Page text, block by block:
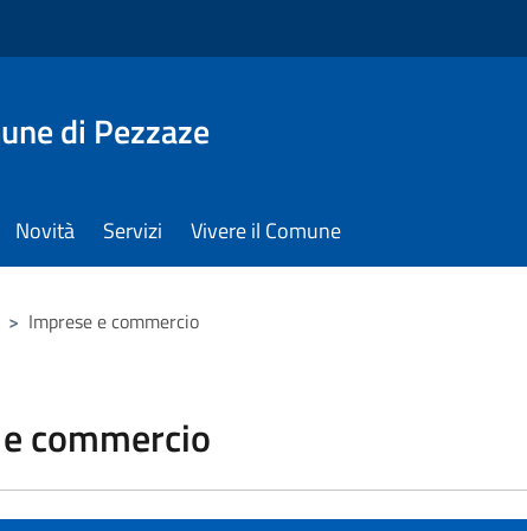
di Pezzaze
Novità Servizi Vivere il Comune
> Imprese e commercio
commercio